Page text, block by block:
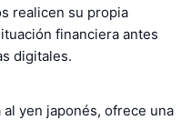
realicen su propia
financiera antes
digitales.
al yen japonés, ofrece una